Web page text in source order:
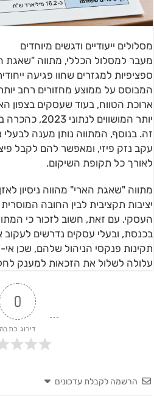
מסלולים ייעודיים ודגשים מיוחדים
מעבר למסלול הכללי, מתווה "שאגת
ספציפיות למגזרים שחוו פגיעה
המבוסס על ממוצע מחזורים רחב
ארוכת הטווח, בעוד שעסקים בצפון
יותר המושווים
זה. בנוסף, המתווה נותן מענה לבעלי
עקב נזק פיזי, ומאפשר להם לקבל
לאורך כל תקופת השיקום.
מתווה "שאגת הארי" מהווה ניסיון
יציבות תקציבית לבין החובה
העסקי. עם זאת, חשוב לזכור כי
בכנסת, ובעלי עסקים נדרשים לעקוב
עלולה לשלול את הזכאות למענק
0
דירוג כתבה
הרשמה לקבלת עדכונים